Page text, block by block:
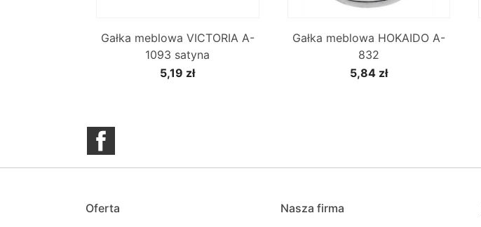
Gałka meblowa VICTORIA A-
1093 satyna
5,19 zł
Gałka meblowa HOKAIDO A-
832
5,84 zł
Oferta Nasza firma